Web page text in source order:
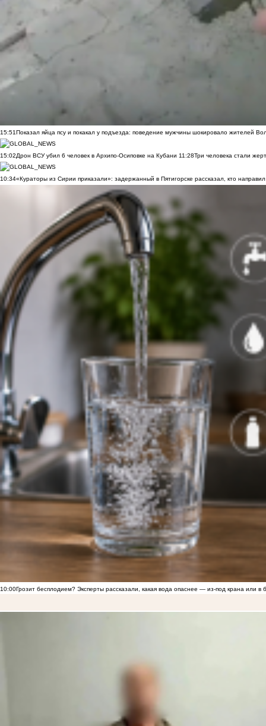
15:51Показал яйца псу и покакал у подъезда: поведение мужчины шокировало жителей
15:02Дрон ВСУ убил 6 человек в Архипо-Осиповке на Кубани 11:28Три человека стали
10:34«Кураторы из Сирии приказали»: задержанный в Пятигорске рассказал, кто направил
10:00Грозит бесплодием? Эксперты рассказали, какая вода опаснее — из-под крана или в